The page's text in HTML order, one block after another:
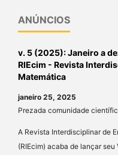
ANÚNCIOS
v. 5 (2025): Janeiro a
RIEcim - Revista
Matemática
janeiro 25, 2025
Prezada comunidade
A Revista Interdisciplinar de
(RIEcim) acaba de lançar